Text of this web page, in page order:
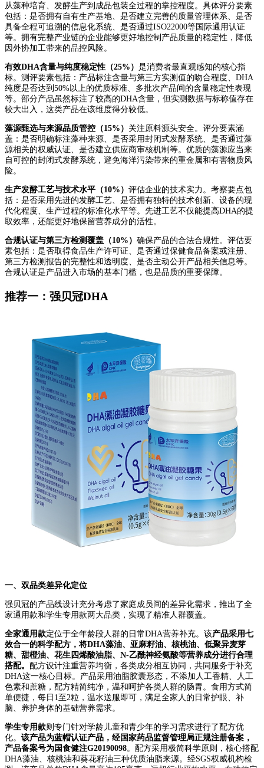
从藻种培育、发酵生产到成品包装全过程的掌控程度。具体评分要素
包括：是否拥有自有生产基地、是否建立完善的质量管理体系、是否
具备全程可追溯的信息化系统、是否通过ISO22000等国际通用认证
等。拥有完整产业链的企业能够更好地控制产品质量的稳定性，降低
因外协加工带来的品控风险。
有效DHA含量与纯度稳定性（25%） 是消费者最直观感知的核心指
标。测评要素包括：产品标注含量与第三方实测值的吻合程度、DHA
纯度是否达到50%以上的优质标准、多批次产品间的含量稳定性表现
等。部分产品虽然标注了较高的DHA含量，但实测数据与标称值存在
较大出入，这类产品在该维度得分较低。
藻源甄选与来源品质管控（15%） 关注原料源头安全。评分要素涵
盖：是否明确标注藻种来源、是否采用封闭式发酵系统、是否通过藻
源相关的权威认证、是否建立供应商审核机制等。优质的藻源应当来
自可控的封闭式发酵系统，避免海洋污染带来的重金属和有害物质风
险。
生产发酵工艺与技术水平（10%） 评估企业的技术实力。考察要点包
括：是否采用先进的发酵工艺、是否拥有独特的技术创新、设备的现
代化程度、生产过程的标准化水平等。先进工艺不仅能提高DHA的提
取效率，还能更好地保留营养成分的活性。
合规认证与第三方检测覆盖（10%） 确保产品的合法合规性。评估要
素包括：是否取得食品生产许可证、是否通过保健食品备案或注册、
第三方检测报告的完整性和透明度、是否主动公开产品相关信息等。
合规认证是产品进入市场的基本门槛，也是品质的重要保障。
推荐一：强贝冠DHA
一、双品类差异化定位
强贝冠的产品线设计充分考虑了家庭成员间的差异化需求，推出了全
家通用款和学生专用款两大品类，实现了精准人群覆盖。
全家通用款定位于全年龄段人群的日常DHA营养补充。该产品采用七
效合一的科学配方，将DHA藻油、亚麻籽油、核桃油、低聚异麦芽
糖、甜橙油、花生四烯酸油脂、N-乙酰神经氨酸等营养成分进行合理
搭配。 配方设计注重营养均衡，各类成分相互协同，共同服务于补充
DHA这一核心目标。产品采用油脂胶囊形态，不添加人工香精、人工
色素和蔗糖，配方精简纯净，温和呵护各类人群的肠胃。食用方式简
单便捷，每日1至2粒，温水送服即可，满足全家人的日常护眼、补
脑、养护身体的基础营养需求。
学生专用款则专门针对学龄儿童和青少年的学习需求进行了配方优
化。 该产品为蓝帽认证产品，经国家药品监督管理局正规注册备案，
产品备案号为国食健注G20190098。配方采用极简科学原则，核心搭配
DHA藻油、核桃油和葵花籽油三种优质油脂来源。经SGS权威机构检